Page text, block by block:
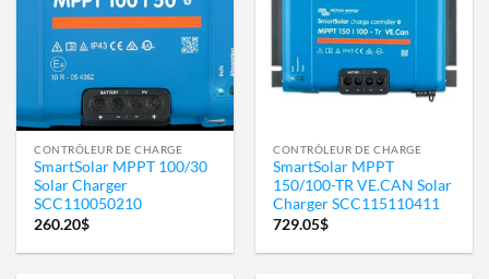
à la
wishlist
CONTRÔLEUR DE CHARGE
SmartSolar MPPT 100/30
Solar Charger
SCC110050210
260.20$
wishlist
CONTRÔLEUR DE CHARGE
SmartSolar MPPT
150/100-TR VE.CAN Solar
Charger SCC115110411
729.05$